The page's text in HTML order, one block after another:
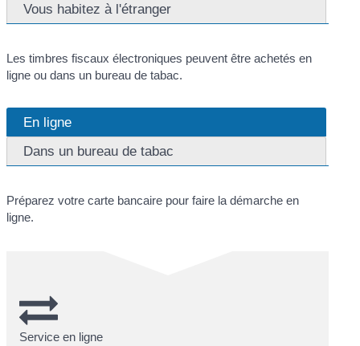
Vous habitez à l'étranger
Les timbres fiscaux électroniques peuvent être achetés en
ligne ou dans un bureau de tabac.
En ligne
Dans un bureau de tabac
Préparez votre carte bancaire pour faire la démarche en
ligne.
Service en ligne